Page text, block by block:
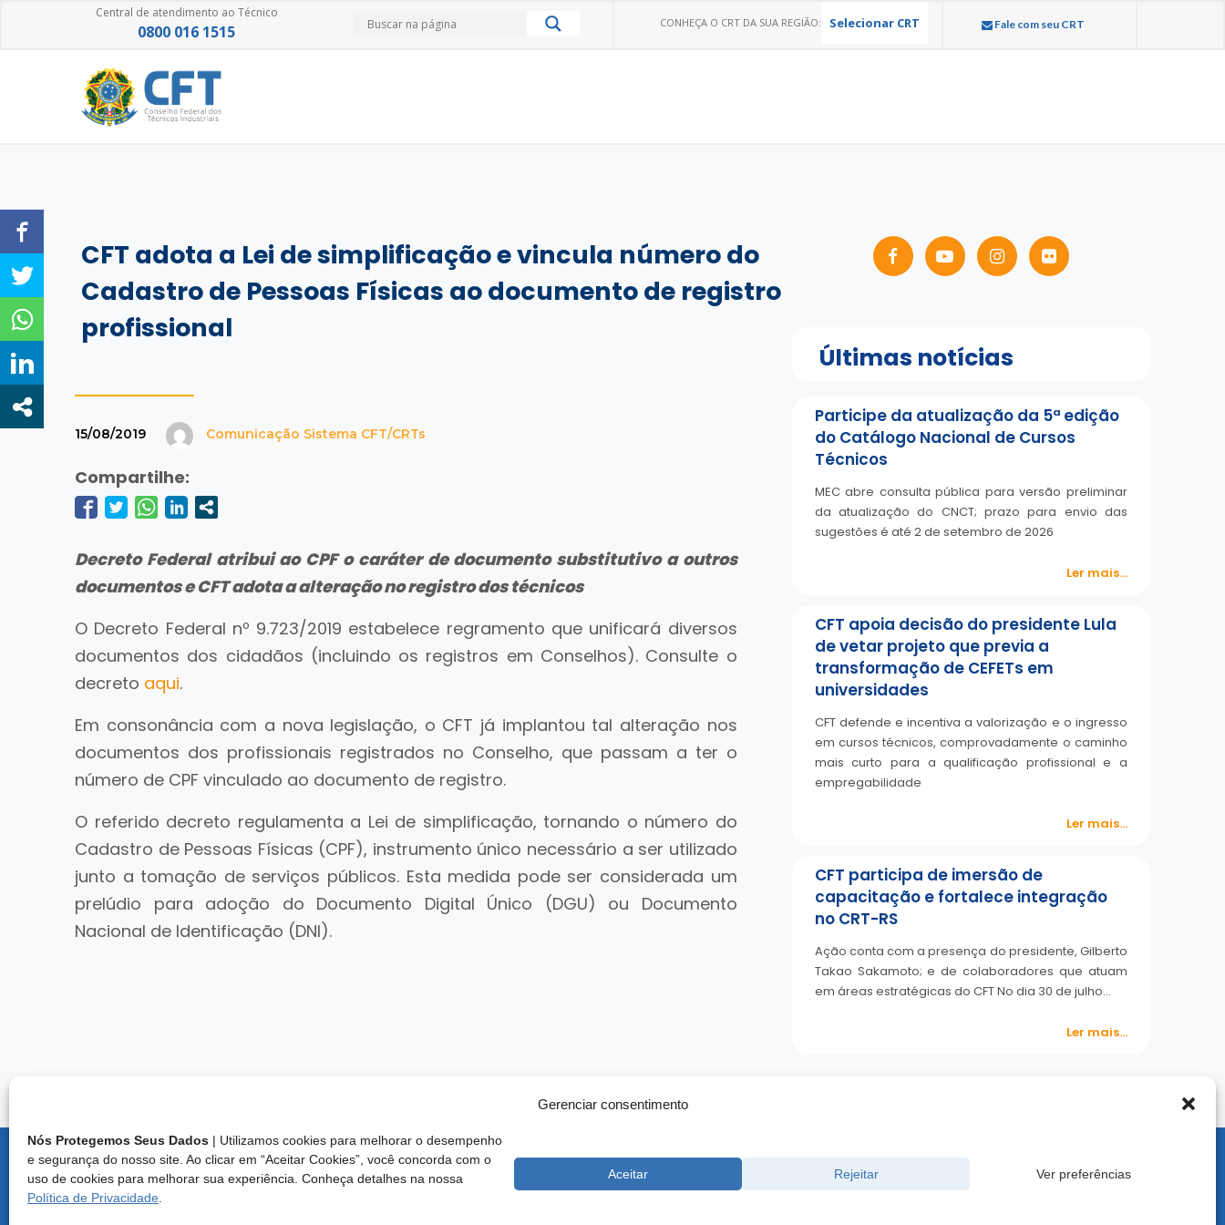
Gerenciar consentimento
Nós Protegemos Seus Dados | Utilizamos cookies para melhorar o desempenho
e segurança do nosso site. Ao clicar em “Aceitar Cookies”, você concorda com o
uso de cookies para melhorar sua experiência. Conheça detalhes na nossa
Política de Privacidade
Aceitar Rejeitar Ver preferências
Central de atendimento ao Técnico
0800 016 1515 CONHEÇA O CRT DA SUA REGIÃO: Selecionar CRT Fale com seu CRT
CFT adota a Lei de simplificação e vincula número do
Cadastro de Pessoas Físicas ao documento de registro
profissional
15/08/2019 Comunicação Sistema CFT/CRTs
Compartilhe:
Decreto Federal atribui ao CPF o caráter de documento substitutivo a outros
documentos e CFT adota a alteração no registro dos técnicos
O Decreto Federal nº 9.723/2019 estabelece regramento que unificará diversos
documentos dos cidadãos (incluindo os registros em Conselhos). Consulte o
decreto aqui.
Em consonância com a nova legislação, o CFT já implantou tal alteração nos
documentos dos profissionais registrados no Conselho, que passam a ter o
número de CPF vinculado ao documento de registro.
O referido decreto regulamenta a Lei de simplificação, tornando o número do
Cadastro de Pessoas Físicas (CPF), instrumento único necessário a ser utilizado
junto a tomação de serviços públicos. Esta medida pode ser considerada um
prelúdio para adoção do Documento Digital Único (DGU) ou Documento
Nacional de Identificação (DNI).
Últimas notícias
Participe da atualização da 5ª edição
do Catálogo Nacional de Cursos
Técnicos
MEC abre consulta pública para versão preliminar
da atualização do CNCT; prazo para envio das
sugestões é até 2 de setembro de 2026
Ler mais...
CFT apoia decisão do presidente Lula
de vetar projeto que previa a
transformação de CEFETs em
universidades
CFT defende e incentiva a valorização e o ingresso
em cursos técnicos, comprovadamente o caminho
mais curto para a qualificação profissional e a
empregabilidade
Ler mais...
CFT participa de imersão de
capacitação e fortalece integração
no CRT-RS
Ação conta com a presença do presidente, Gilberto
Takao Sakamoto; e de colaboradores que atuam
em áreas estratégicas do CFT No dia 30 de julho…
Ler mais...
Endereço: SCS, Quadra 02, Bloco D, Ed. Oscar Niemeyer, 9º Andar CEP 70.316-900 -
Brasília/DF